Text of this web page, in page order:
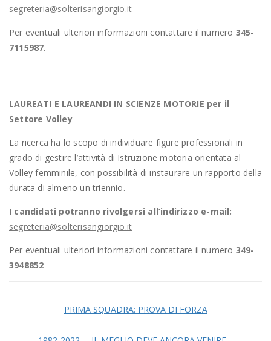
segreteria@solterisangiorgio.it
Per eventuali ulteriori informazioni contattare il numero 345-
7115987.
LAUREATI E LAUREANDI IN SCIENZE MOTORIE per il
Settore Volley
La ricerca ha lo scopo di individuare figure professionali in
grado di gestire l’attività di Istruzione motoria orientata al
Volley femminile, con possibilità di instaurare un rapporto della
durata di almeno un triennio.
I candidati potranno rivolgersi all’indirizzo e-mail:
segreteria@solterisangiorgio.it
Per eventuali ulteriori informazioni contattare il numero 349-
3948852
PRIMA SQUADRA: PROVA DI FORZA